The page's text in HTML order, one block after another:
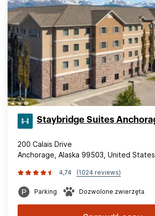
Staybridge Suites
200 Calais Drive
Anchorage, Alaska 99503, United States
4,74 (1024 reviews)
Parking Dozwolone zwierzęta